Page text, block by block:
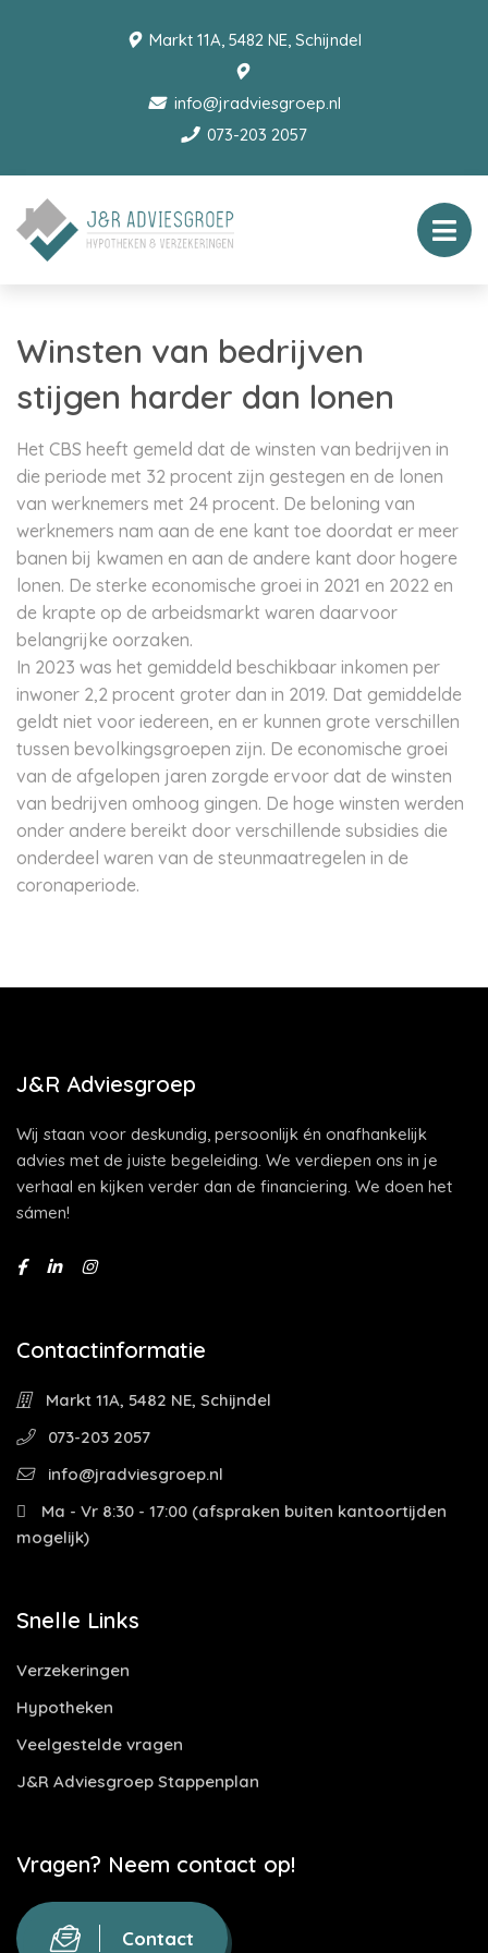
Markt 11A, 5482 NE, Schijndel
info@jradviesgroep.nl
073-203 2057
Winsten van bedrijven
stijgen harder dan lonen
Het CBS heeft gemeld dat de winsten van bedrijven in
die periode met 32 procent zijn gestegen en de lonen
van werknemers met 24 procent. De beloning van
werknemers nam aan de ene kant toe doordat er meer
banen bij kwamen en aan de andere kant door hogere
lonen. De sterke economische groei in 2021 en 2022 en
de krapte op de arbeidsmarkt waren daarvoor
belangrijke oorzaken.
In 2023 was het gemiddeld beschikbaar inkomen per
inwoner 2,2 procent groter dan in 2019. Dat gemiddelde
geldt niet voor iedereen, en er kunnen grote verschillen
tussen bevolkingsgroepen zijn. De economische groei
van de afgelopen jaren zorgde ervoor dat de winsten
van bedrijven omhoog gingen. De hoge winsten werden
onder andere bereikt door verschillende subsidies die
onderdeel waren van de steunmaatregelen in de
coronaperiode.
J&R Adviesgroep
Wij staan voor deskundig, persoonlijk én onafhankelijk
advies met de juiste begeleiding. We verdiepen ons in je
verhaal en kijken verder dan de financiering. We doen het
sámen!
Contactinformatie
Markt 11A, 5482 NE, Schijndel
073-203 2057
info@jradviesgroep.nl
Ma - Vr 8:30 - 17:00 (afspraken buiten kantoortijden
mogelijk)
Snelle Links
Verzekeringen
Hypotheken
Veelgestelde vragen
J&R Adviesgroep Stappenplan
Vragen? Neem contact op!
Contact